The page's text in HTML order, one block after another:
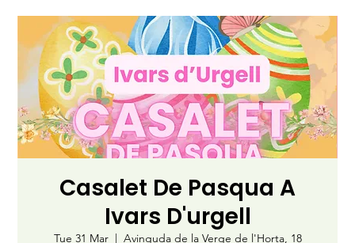
Casalet De Pasqua A
Ivars D'urgell
Tue 31 Mar
  |
Avinguda de la Verge de l'Horta, 18